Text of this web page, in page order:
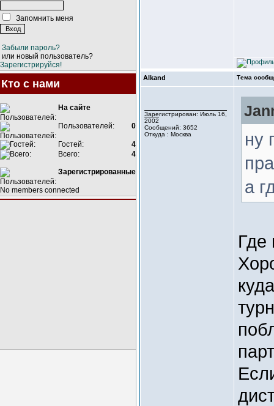
Запомнить меня
Забыли пароль?
или новый пользователь?
Зарегистрируйся!
Кто с нами
На сайте
Пользователей: 0
Гостей:
4
Всего:
4
Зарегистрированные
No members connected
Alkand Тема
Зарегистрирован: Июль 16,
2002
Сообщений: 3652
Откуда : Москва
ну
а
Где